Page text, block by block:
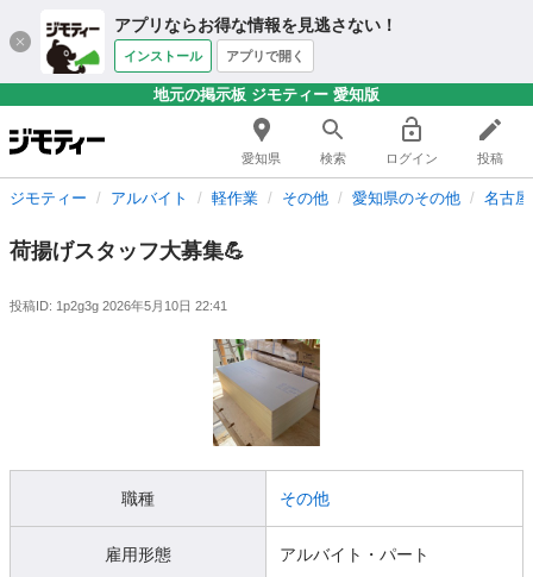
アプリならお得な情報を見逃さない！
インストール アプリで開く
地元の掲示板 ジモティー 愛知版
愛知県 検索 ログイン 投稿
ジモティー アルバイト 軽作業 その他 愛知県のその他 名古
荷揚げスタッフ大募集💪
投稿ID: 1p2g3g 2026年5月10日 22:41
職種 その他
雇用形態 アルバイト・パート